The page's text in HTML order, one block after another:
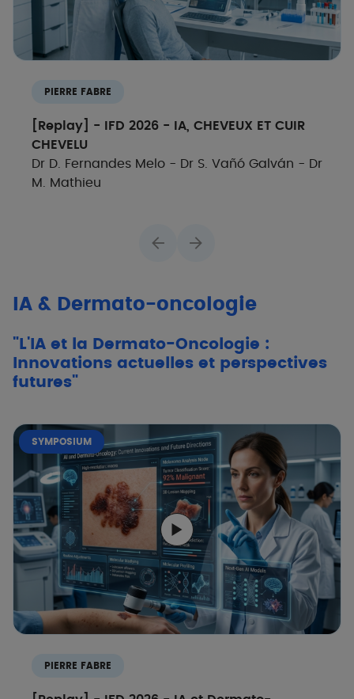
PIERRE FABRE
[Replay] - IFD 2026 - IA, CHEVEUX ET CUIR
CHEVELU
Dr D. Fernandes Melo - Dr S. Vañó Galván - Dr
M. Mathieu
IA & Dermato-oncologie
"L'IA et la Dermato-Oncologie :
Innovations actuelles et perspectives
futures"
SYMPOSIUM
PIERRE FABRE